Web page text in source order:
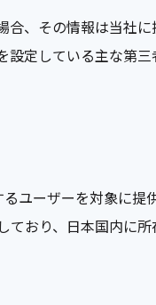
合、その情報は当社に
設定している主な第三
ユーザーを対象に提
ており、日本国内に所